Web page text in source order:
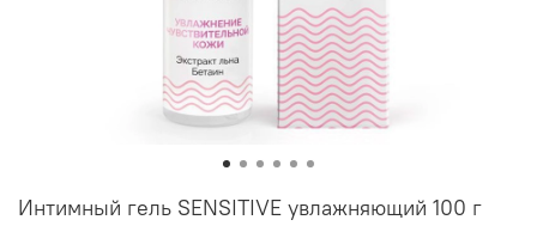
Интимный гель SENSITIVE увлажняющий 100 г